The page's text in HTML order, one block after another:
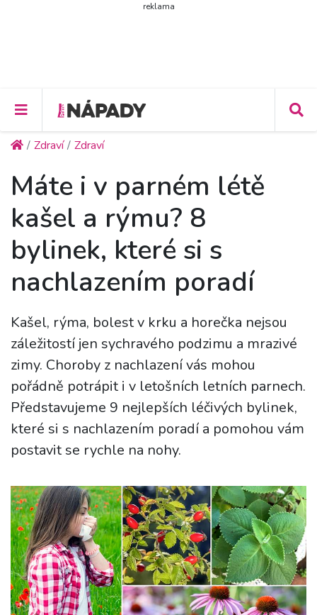
reklama
Zdraví Zdraví
Máte i v parném létě
kašel a rýmu? 8
bylinek, které si s
nachlazením poradí
Kašel, rýma, bolest v krku a horečka nejsou
záležitostí jen sychravého podzimu a mrazivé
zimy. Choroby z nachlazení vás mohou
pořádně potrápit i v letošních letních parnech.
Představujeme 9 nejlepších léčivých bylinek,
které si s nachlazením poradí a pomohou vám
postavit se rychle na nohy.